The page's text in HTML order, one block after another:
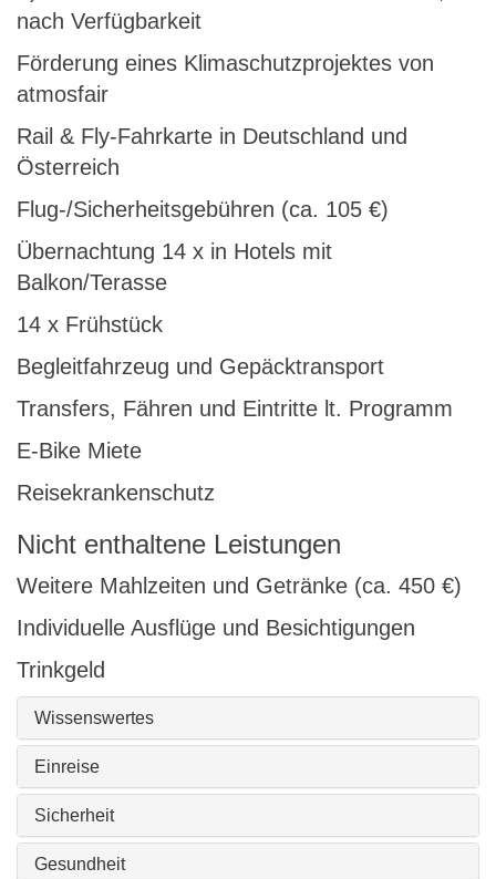
nach Verfügbarkeit
Förderung eines Klimaschutzprojektes von
atmosfair
Rail & Fly-Fahrkarte in Deutschland und
Österreich
Flug-/Sicherheitsgebühren (ca. 105 €)
Übernachtung 14 x in Hotels mit
Balkon/Terasse
14 x Frühstück
Begleitfahrzeug und Gepäcktransport
Transfers, Fähren und Eintritte lt. Programm
E-Bike Miete
Reisekrankenschutz
Nicht enthaltene Leistungen
Weitere Mahlzeiten und Getränke (ca. 450 €)
Individuelle Ausflüge und Besichtigungen
Trinkgeld
Wissenswertes
Einreise
Sicherheit
Gesundheit